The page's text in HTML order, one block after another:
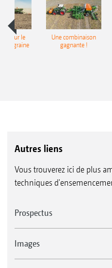
pour le
Une combinaison
gagnante !
Autres liens
Vous trouverez ici de plus
techniques
Prospectus
Images